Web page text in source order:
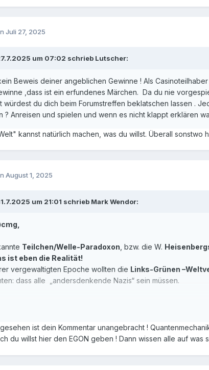
Juli 27, 2025
um 07:02 schrieb Lutscher:
Beweis deiner angeblichen Gewinne ! Als
,dass ist ein erfundenes Märchen. Da du nie
würdest du dich beim Forumstreffen beklatschen lassen .
? Anreisen und spielen und wenn es nicht klappt erklären
kannst natürlich machen, was du willst. Überall sonstwo
August 1, 2025
um 21:01 schrieb Mark Wendor:
Teilchen/Welle-Paradoxon , bzw. die W.
ist eben die Realität!
vergewaltigten Epoche wollten die Links-Grünen
dass alle
„andersdenkende Nazis“ sein müssen.
kann man die Realität zwar ausblenden. Aber
ist dein Kommentar unangebracht !
du willst hier den EGON geben ! Dann wissen alle auf was